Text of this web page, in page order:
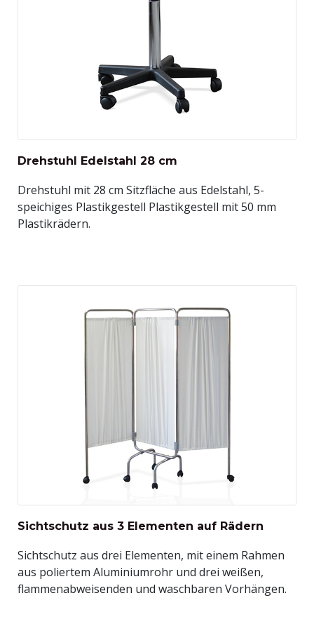
Drehstuhl Edelstahl 28 cm
Drehstuhl mit 28 cm Sitzfläche aus Edelstahl, 5-
speichiges Plastikgestell Plastikgestell mit 50 mm
Plastikrädern.
Sichtschutz aus 3 Elementen auf Rädern
Sichtschutz aus drei Elementen, mit einem Rahmen
aus poliertem Aluminiumrohr und drei weißen,
flammenabweisenden und waschbaren Vorhängen.